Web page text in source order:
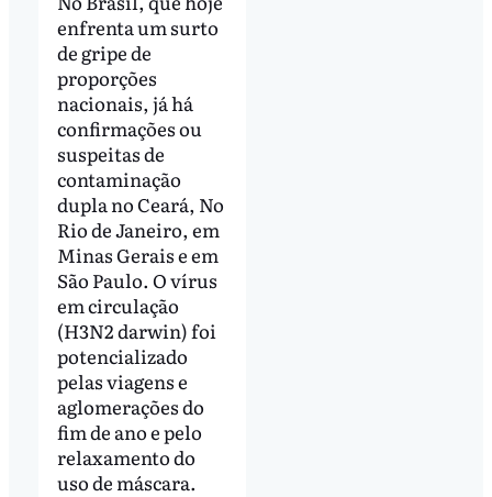
enfrenta um surto
de gripe de
proporções
nacionais, já há
confirmações ou
suspeitas de
contaminação
dupla no Ceará, No
Rio de Janeiro, em
Minas Gerais e em
São Paulo. O vírus
em circulação
(H3N2 darwin) foi
potencializado
pelas viagens e
aglomerações do
fim de ano e pelo
relaxamento do
uso de máscara.